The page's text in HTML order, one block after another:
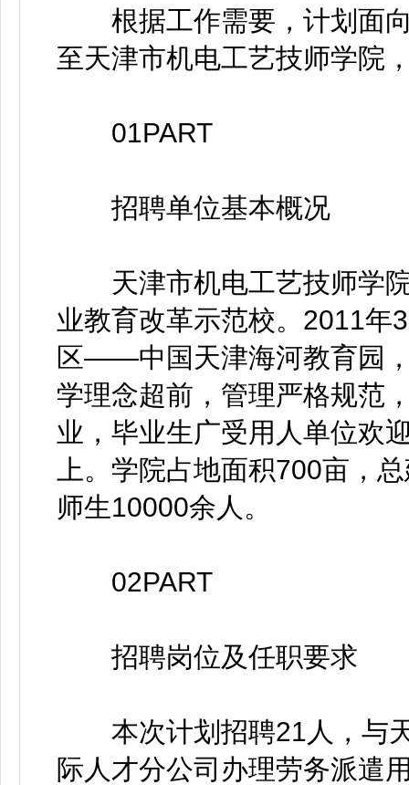
根据工作需要，计划面向
至天津市机电工艺技师学院
01PART
招聘单位基本概况
天津市机电工艺技师学院
业教育改革示范校。2011年
区——中国天津海河教育园
学理念超前，管理严格规范
业，毕业生广受用人单位欢
上。学院占地面积700亩，
师生10000余人。
02PART
招聘岗位及任职要求
本次计划招聘21人，与天
际人才分公司办理劳务派遣